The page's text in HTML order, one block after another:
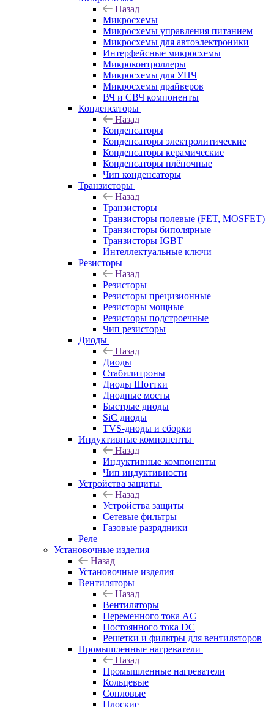
Назад
Микросхемы
Микросхемы управления питанием
Микросхемы для автоэлектроники
Интерфейсные микросхемы
Микроконтроллеры
Микросхемы для УНЧ
Микросхемы драйверов
ВЧ и СВЧ компоненты
Конденсаторы
Назад
Конденсаторы
Конденсаторы электролитические
Конденсаторы керамические
Конденсаторы плёночные
Чип конденсаторы
Транзисторы
Назад
Транзисторы
Транзисторы полевые (FET, MOSFET)
Транзисторы биполярные
Транзисторы IGBT
Интеллектуальные ключи
Резисторы
Назад
Резисторы
Резисторы прецизионные
Резисторы мощные
Резисторы подстроечные
Чип резисторы
Диоды
Назад
Диоды
Стабилитроны
Диоды Шоттки
Диодные мосты
Быстрые диоды
SiC диоды
TVS-диоды и сборки
Индуктивные компоненты
Назад
Индуктивные компоненты
Чип индуктивности
Устройства защиты
Назад
Устройства защиты
Сетевые фильтры
Газовые разрядники
Реле
Установочные изделия
Назад
Установочные изделия
Вентиляторы
Назад
Вентиляторы
Переменного тока AC
Постоянного тока DC
Решетки и фильтры для вентиляторов
Промышленные нагреватели
Назад
Промышленные нагреватели
Кольцевые
Сопловые
Плоские